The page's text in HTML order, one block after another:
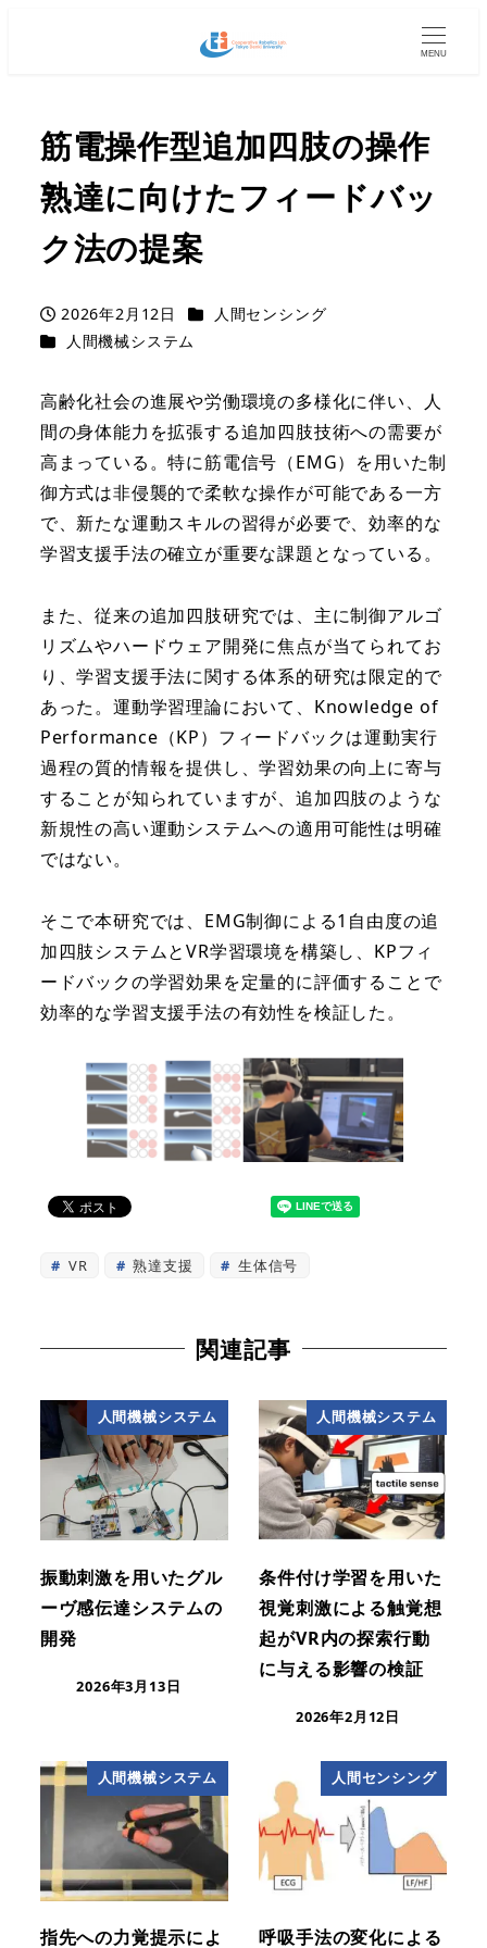
MENU
筋電操作型追加四肢の操作
熟達に向けたフィードバッ
ク法の提案
投稿日
2026年2月12日 カテゴリー
人間センシング
カテゴリー
人間機械システム
高齢化社会の進展や労働環境の多様化に伴い、人
間の身体能力を拡張する追加四肢技術への需要が
高まっている。特に筋電信号（EMG）を用いた制
御方式は非侵襲的で柔軟な操作が可能である一方
で、新たな運動スキルの習得が必要で、効率的な
学習支援手法の確立が重要な課題となっている。
また、従来の追加四肢研究では、主に制御アルゴ
リズムやハードウェア開発に焦点が当てられてお
り、学習支援手法に関する体系的研究は限定的で
あった。運動学習理論において、Knowledge of
Performance（KP）フィードバックは運動実行
過程の質的情報を提供し、学習効果の向上に寄与
することが知られていますが、追加四肢のような
新規性の高い運動システムへの適用可能性は明確
ではない。
そこで本研究では、EMG制御による1自由度の追
加四肢システムとVR学習環境を構築し、KPフィ
ードバックの学習効果を定量的に評価することで
効率的な学習支援手法の有効性を検証した。
VR 熟達支援 生体信号
関連記事
人間機械システム
振動刺激を用いたグル
ーヴ感伝達システムの
開発
2026年3月13日
人間機械システム
条件付け学習を用いた
視覚刺激による触覚想
起がVR内の探索行動
に与える影響の検証
2026年2月12日
人間機械システム
指先への力覚提示によ
人間センシング
呼吸手法の変化による